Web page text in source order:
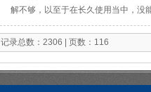
解不够，以至于在长久使用当中，没
些？
记录总数：2306 | 页数：116